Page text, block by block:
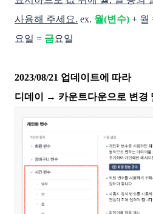
사용해 주세요. ex. 월(변수) + 월
요일 = 금요일
2023/08/21 업데이트에 따라
디데이 → 카운트다운으로 변경